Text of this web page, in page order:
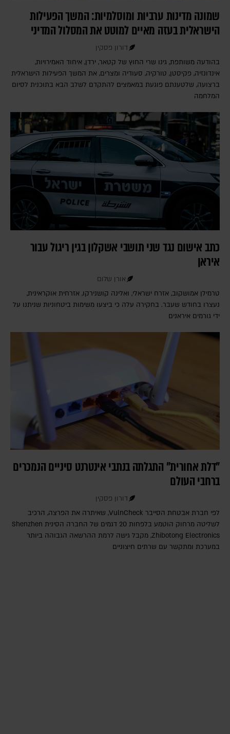
שמונה מדינות ערביות ומוסלמיות: המשך הפעילות
הישראלית בעזה מאיים למוטט את המסלול המדיני
דורון פסקין
בהודעה משותפת, גינו שרי החוץ של קטאר, ירדן, איחוד האמירויות,
אינדונזיה, פקיסטן, טורקיה, סעודיה ומצרים, את המשך הפעילות הישראלית
ברצועה, שלטענתם פוגעת במאמצים להתקדם לשלב הבא בתוכנית לסיום
המלחמה
כתב אישום נגד שני תושבי אשקלון בגין ריגול עבור
איראן
אורן שלום
טרמילן אמושקוב, אזרח ישראלי, ואלינה קושנירקו, אזרחית אוקראינית,
נעצרו בחודש שעבר. בחקירה עלה כי ביצעו משימות ביטחוניות שניתנו על
ידי גורמים איראנים
"דלת אחורית" התגלתה בנתבי אינטרנט סיניים הנמכרים
ברחבי העולם
דורון פסקין
לפי חברת אבטחת הסייבר VulnCheck‎, שאיתרה את הפרצה, הרכיב
לשליטה מרחוק הוטמע בלפחות 20 דגמים של החברה הסינית Shenzhen
Zhibotong Electronics‎, מקבל גישה לרמת ההרשאה הגבוהה ביותר
במערכת ומתקשר עם שרתים חיצוניים